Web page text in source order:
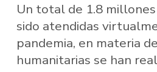
Un total de 1.8
sido atendidas
pandemia, en materia
humanitarias se han